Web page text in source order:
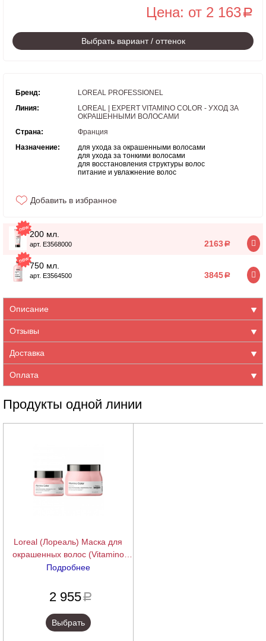
Цена: от 2 163a
Выбрать вариант / оттенок
Бренд:
LOREAL PROFESSIONEL
Линия:
LOREAL | EXPERT VITAMINO COLOR - УХОД ЗА
ОКРАШЕННЫМИ ВОЛОСАМИ
Страна:
Франция
Назначение:
для ухода за окрашенными волосами
для ухода за тонкими волосами
для восстановления структуры волос
питание и увлажнение волос
Добавить в избранное
200 мл.
арт. E3568000 2163a
750 мл.
арт. E3564500 3845a
Описание
Отзывы
Доставка
Оплата
Продукты одной линии
Loreal (Лореаль) Маска для
окрашенных волос (Vitamino
Color), 250/500 мл.
Подробнее
2 955a
Выбрать